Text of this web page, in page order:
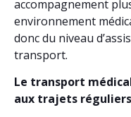
accompagnement
environnement
donc du niveau
transport.
Le transport
aux trajets réguliers